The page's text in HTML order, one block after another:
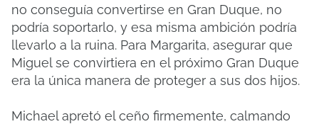
no conseguía convertirse en Gran Duque, no
podría soportarlo, y esa misma ambición podría
llevarlo a la ruina. Para Margarita, asegurar que
Miguel se convirtiera en el próximo Gran Duque
era la única manera de proteger a sus dos hijos.
Michael apretó el ceño firmemente, calmando